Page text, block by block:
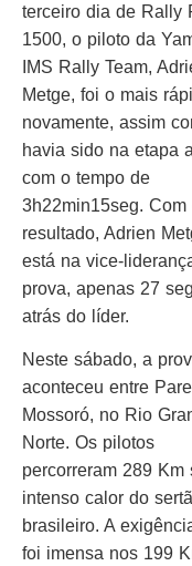
terceiro dia de Rally
1500, o piloto da
IMS Rally Team,
Metge, foi o mais
novamente, assim
havia sido na etapa
com o tempo de
3h22min15seg. Com
resultado, Adrien
está na vice-
prova, apenas 27
atrás do líder.
Neste sábado, a
aconteceu entre
Mossoró, no Rio
Norte. Os pilotos
percorreram 289 Km
intenso calor do
brasileiro. A
foi imensa nos 199